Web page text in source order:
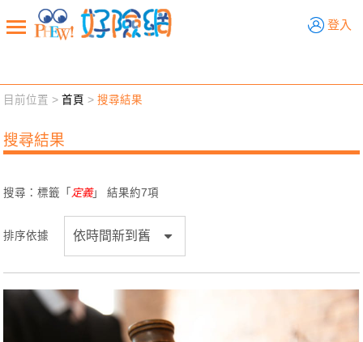
登入
新聞觀點 業務交流
退休先準備 好險學堂 輔銷工具 活動專區
目前位置 >首頁 >搜尋結果
搜尋結果
搜尋：標籤「 定義」 結果約7項
排序依據